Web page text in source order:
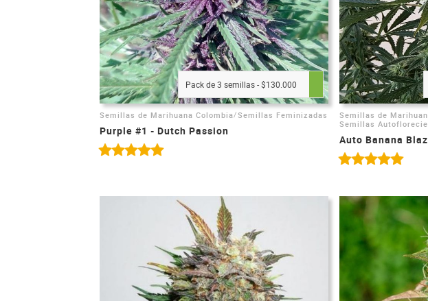
Pack de 3 semillas - $130.000
Semillas de Marihuana Colombia/Semillas Feminizadas
Purple #1 - Dutch Passion
Semillas de
Semillas
Auto Banana